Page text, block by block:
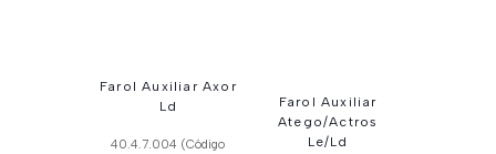
Farol Auxiliar Axor
Ld
40.4.7.004 (Código
Farol Auxiliar
Atego/Actros
Le/Ld